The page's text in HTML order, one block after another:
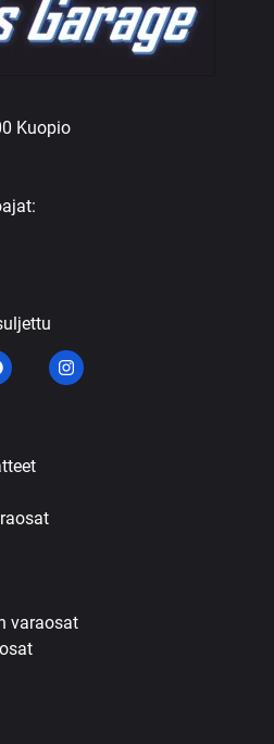
Kuopio
varaosat